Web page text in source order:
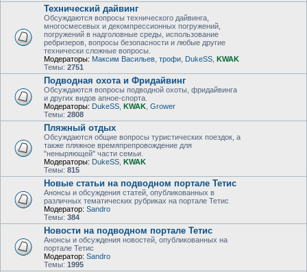
Технический дайвинг
Обсуждаются вопросы технического дайвинга,
многосмесевых и декомпрессионных погружений,
погружений в надголовные среды, использование
ребризеров, вопросы безопасности и любые другие
технически сложные вопросы.
Модераторы: Максим Васильев трофи DukeSS KWAK
Темы: 2751
Подводная охота и Фридайвинг
Обсуждаются вопросы подводной охоты, фридайвинга
и других видов апное-спорта.
Модераторы: DukeSS KWAK Grower
Темы: 2808
Пляжный отдых
Обсуждаются общие вопросы туристических поездок, а
также пляжное времяпрепровождение для
"неныряющей" части семьи.
Модераторы: DukeSS KWAK
Темы: 815
Новые статьи на подводном портале Тетис
Анонсы и обсуждения статей, опубликованных в
различных тематических рубриках на портале Тетис
Модератор: Sandro
Темы: 384
Новости на подводном портале Тетис
Анонсы и обсуждения новостей, опубликованных на
портале Тетис
Модератор: Sandro
Темы: 1995